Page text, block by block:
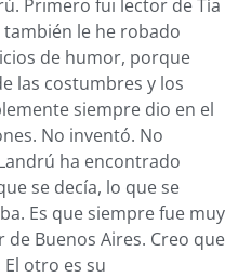
Primero fui lector de Tía
también le he robado
de humor, porque
las costumbres y los
siempre dio en el
No inventó. No
ha encontrado
se decía, lo que se
Es que siempre fue muy
Buenos Aires. Creo que
otro es su